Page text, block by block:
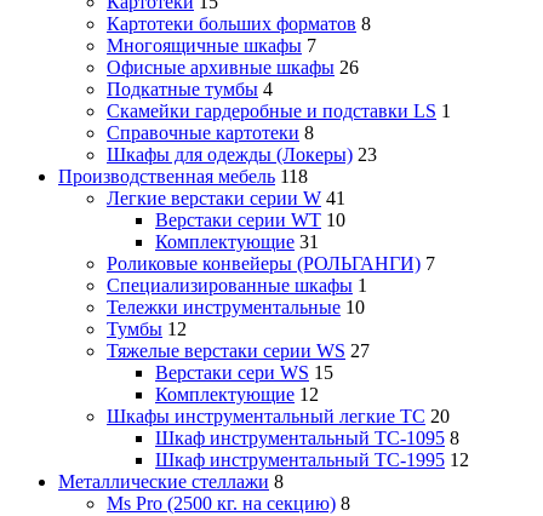
Картотеки больших форматов 8
Многоящичные шкафы 7
Офисные архивные шкафы 26
Подкатные тумбы 4
Скамейки гардеробные и подставки LS 1
Справочные картотеки 8
Шкафы для одежды (Локеры) 23
Производственная мебель 118
Легкие верстаки серии W 41
Верстаки серии WT 10
Комплектующие 31
Роликовые конвейеры (РОЛЬГАНГИ) 7
Специализированные шкафы 1
Тележки инструментальные 10
Тумбы 12
Тяжелые верстаки серии WS 27
Верстаки сери WS 15
Комплектующие 12
Шкафы инструментальный легкие ТС 20
Шкаф инструментальный TC-1095 8
Шкаф инструментальный TC-1995 12
Металлические стеллажи 8
Ms Pro (2500 кг. на секцию) 8